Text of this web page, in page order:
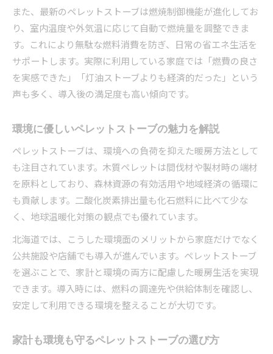
また、最新のペレットストーブは燃焼制御機能が進化してお
り、室内温度や外気温に応じて自動で燃焼量を調整できま
す。これにより無駄な燃料消費を防ぎ、日常の省エネ生活を
サポートします。実際に利用している家庭では「燃費の良さ
を実感できた」「灯油ストーブよりも経済的だった」という
声も多く、導入後の満足度も高い傾向です。
環境に優しいペレットストーブの魅力を解説
ペレットストーブは、環境への負荷を抑えた暖房方法として
も注目されています。木質ペレットは間伐材や製材時の端材
を原料としており、森林資源の有効活用や地域経済の循環に
も貢献します。二酸化炭素排出量も化石燃料に比べて少な
く、地球温暖化対策の観点でも優れています。
北海道では、こうした環境面のメリットから家庭だけでなく
公共施設や店舗でも導入が進んでいます。ペレットストーブ
を選ぶことで、家計と環境の両方に配慮した暖房生活を実現
できます。導入時には、燃料の調達先や供給体制を確認し、
安定して利用できる環境を整えることが大切です。
家計も環境も守るペレットストーブの選び方